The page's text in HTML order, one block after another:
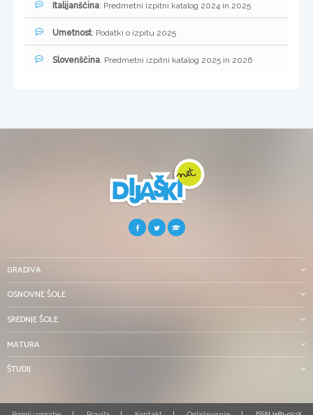
Italijanščina: Predmetni izpitni katalog 2024 in 2025
Umetnost: Podatki o izpitu 2025
Slovenščina: Predmetni izpitni katalog 2025 in 2026
GRADIVA
OSNOVNE ŠOLE
SREDNJE ŠOLE
MATURA
ŠTUDIJ